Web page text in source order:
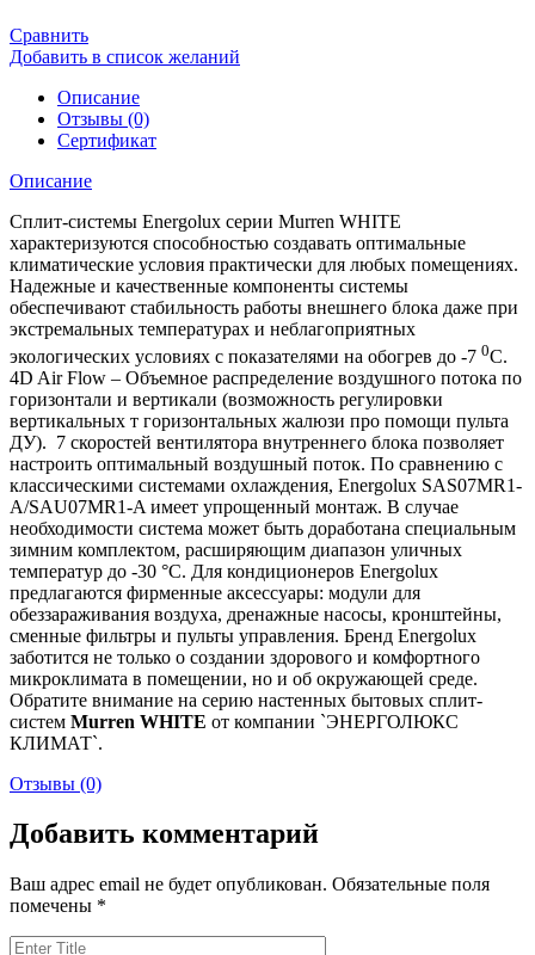
Сравнить
Добавить в список желаний
Описание
Отзывы (0)
Сертификат
Описание
Сплит-системы Energolux серии Murren WHITE
характеризуются способностью создавать оптимальные
климатические условия практически для любых помещениях.
Надежные и качественные компоненты системы
обеспечивают стабильность работы внешнего блока даже при
экстремальных температурах и неблагоприятных
экологических условиях с показателями на обогрев до -7 0С.
4D Air Flow – Объемное распределение воздушного потока по
горизонтали и вертикали (возможность регулировки
вертикальных т горизонтальных жалюзи про помощи пульта
ДУ). 7 скоростей вентилятора внутреннего блока позволяет
настроить оптимальный воздушный поток. По сравнению с
классическими системами охлаждения, Energolux SAS07MR1-
A/SAU07MR1-A имеет упрощенный монтаж. В случае
необходимости система может быть доработана специальным
зимним комплектом, расширяющим диапазон уличных
температур до -30 °С. Для кондиционеров Energolux
предлагаются фирменные аксессуары: модули для
обеззараживания воздуха, дренажные насосы, кронштейны,
сменные фильтры и пульты управления. Бренд Energolux
заботится не только о создании здорового и комфортного
микроклимата в помещении, но и об окружающей среде.
Обратите внимание на серию настенных бытовых сплит-
систем Murren WHITE от компании `ЭНЕРГОЛЮКС
КЛИМАТ`.
Отзывы (0)
Добавить комментарий
Ваш адрес email не будет опубликован. Обязательные поля
помечены *